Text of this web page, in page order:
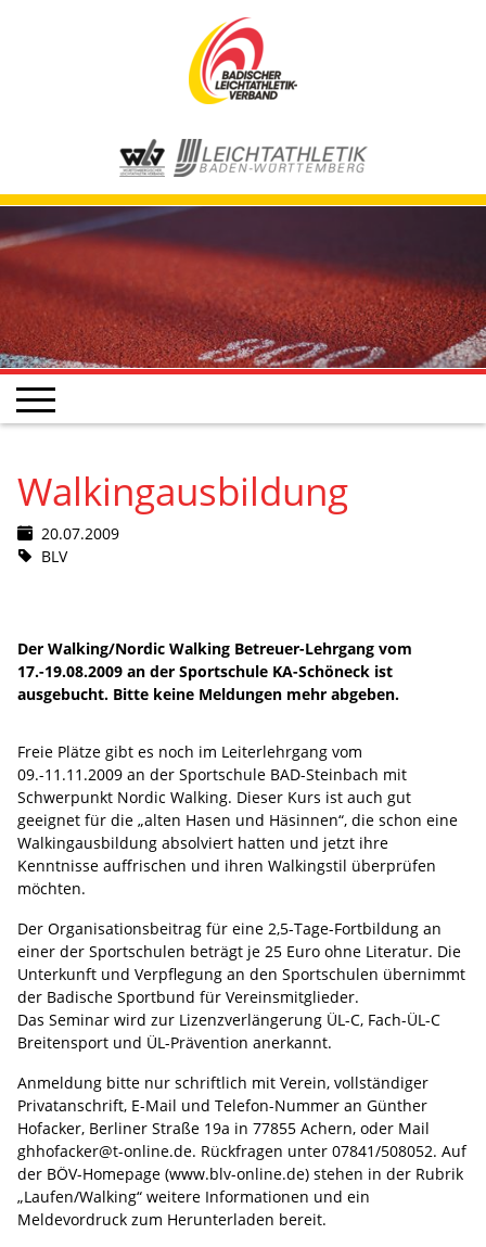
Walkingausbildung
20.07.2009
BLV
Der Walking/Nordic Walking Betreuer-Lehrgang vom
17.-19.08.2009 an der Sportschule KA-Schöneck ist
ausgebucht. Bitte keine Meldungen mehr abgeben.
Freie Plätze gibt es noch im Leiterlehrgang vom
09.-11.11.2009 an der Sportschule BAD-Steinbach mit
Schwerpunkt Nordic Walking. Dieser Kurs ist auch gut
geeignet für die „alten Hasen und Häsinnen“, die schon eine
Walkingausbildung absolviert hatten und jetzt ihre
Kenntnisse auffrischen und ihren Walkingstil überprüfen
möchten.
Der Organisationsbeitrag für eine 2,5-Tage-Fortbildung an
einer der Sportschulen beträgt je 25 Euro ohne Literatur. Die
Unterkunft und Verpflegung an den Sportschulen übernimmt
der Badische Sportbund für Vereinsmitglieder.
Das Seminar wird zur Lizenzverlängerung ÜL-C, Fach-ÜL-C
Breitensport und ÜL-Prävention anerkannt.
Anmeldung bitte nur schriftlich mit Verein, vollständiger
Privatanschrift, E-Mail und Telefon-Nummer an Günther
Hofacker, Berliner Straße 19a in 77855 Achern, oder Mail
ghhofacker@t-online.de. Rückfragen unter 07841/508052. Auf
der BÖV-Homepage (www.blv-online.de) stehen in der Rubrik
„Laufen/Walking“ weitere Informationen und ein
Meldevordruck zum Herunterladen bereit.